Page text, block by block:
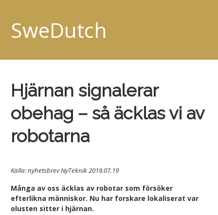
SweDutch
Hjärnan signalerar
obehag – så äcklas vi av
robotarna
Källa: nyhetsbrev NyTeknik 2019.07.19
Många av oss äcklas av robotar som försöker
efterlikna människor. Nu har forskare lokaliserat var
olusten sitter i hjärnan.